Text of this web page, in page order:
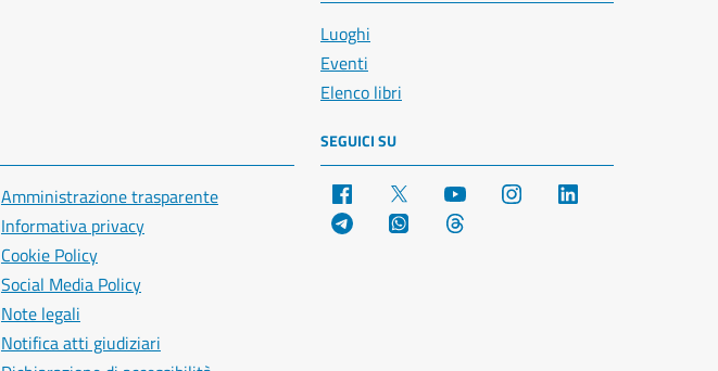
Luoghi
Eventi
Elenco libri
Amministrazione trasparente
Informativa privacy
Cookie Policy
Social Media Policy
Note legali
Notifica atti giudiziari
SEGUICI SU
Facebook YouTube Instagram
Telegram WhatsApp